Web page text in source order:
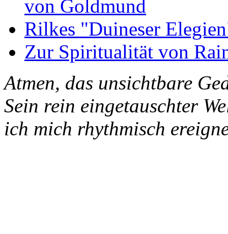
von Goldmund
Rilkes "Duineser
Zur Spiritualität von
Atmen, das unsichtbare
Sein rein eingetauschter
ich mich rhythmisch